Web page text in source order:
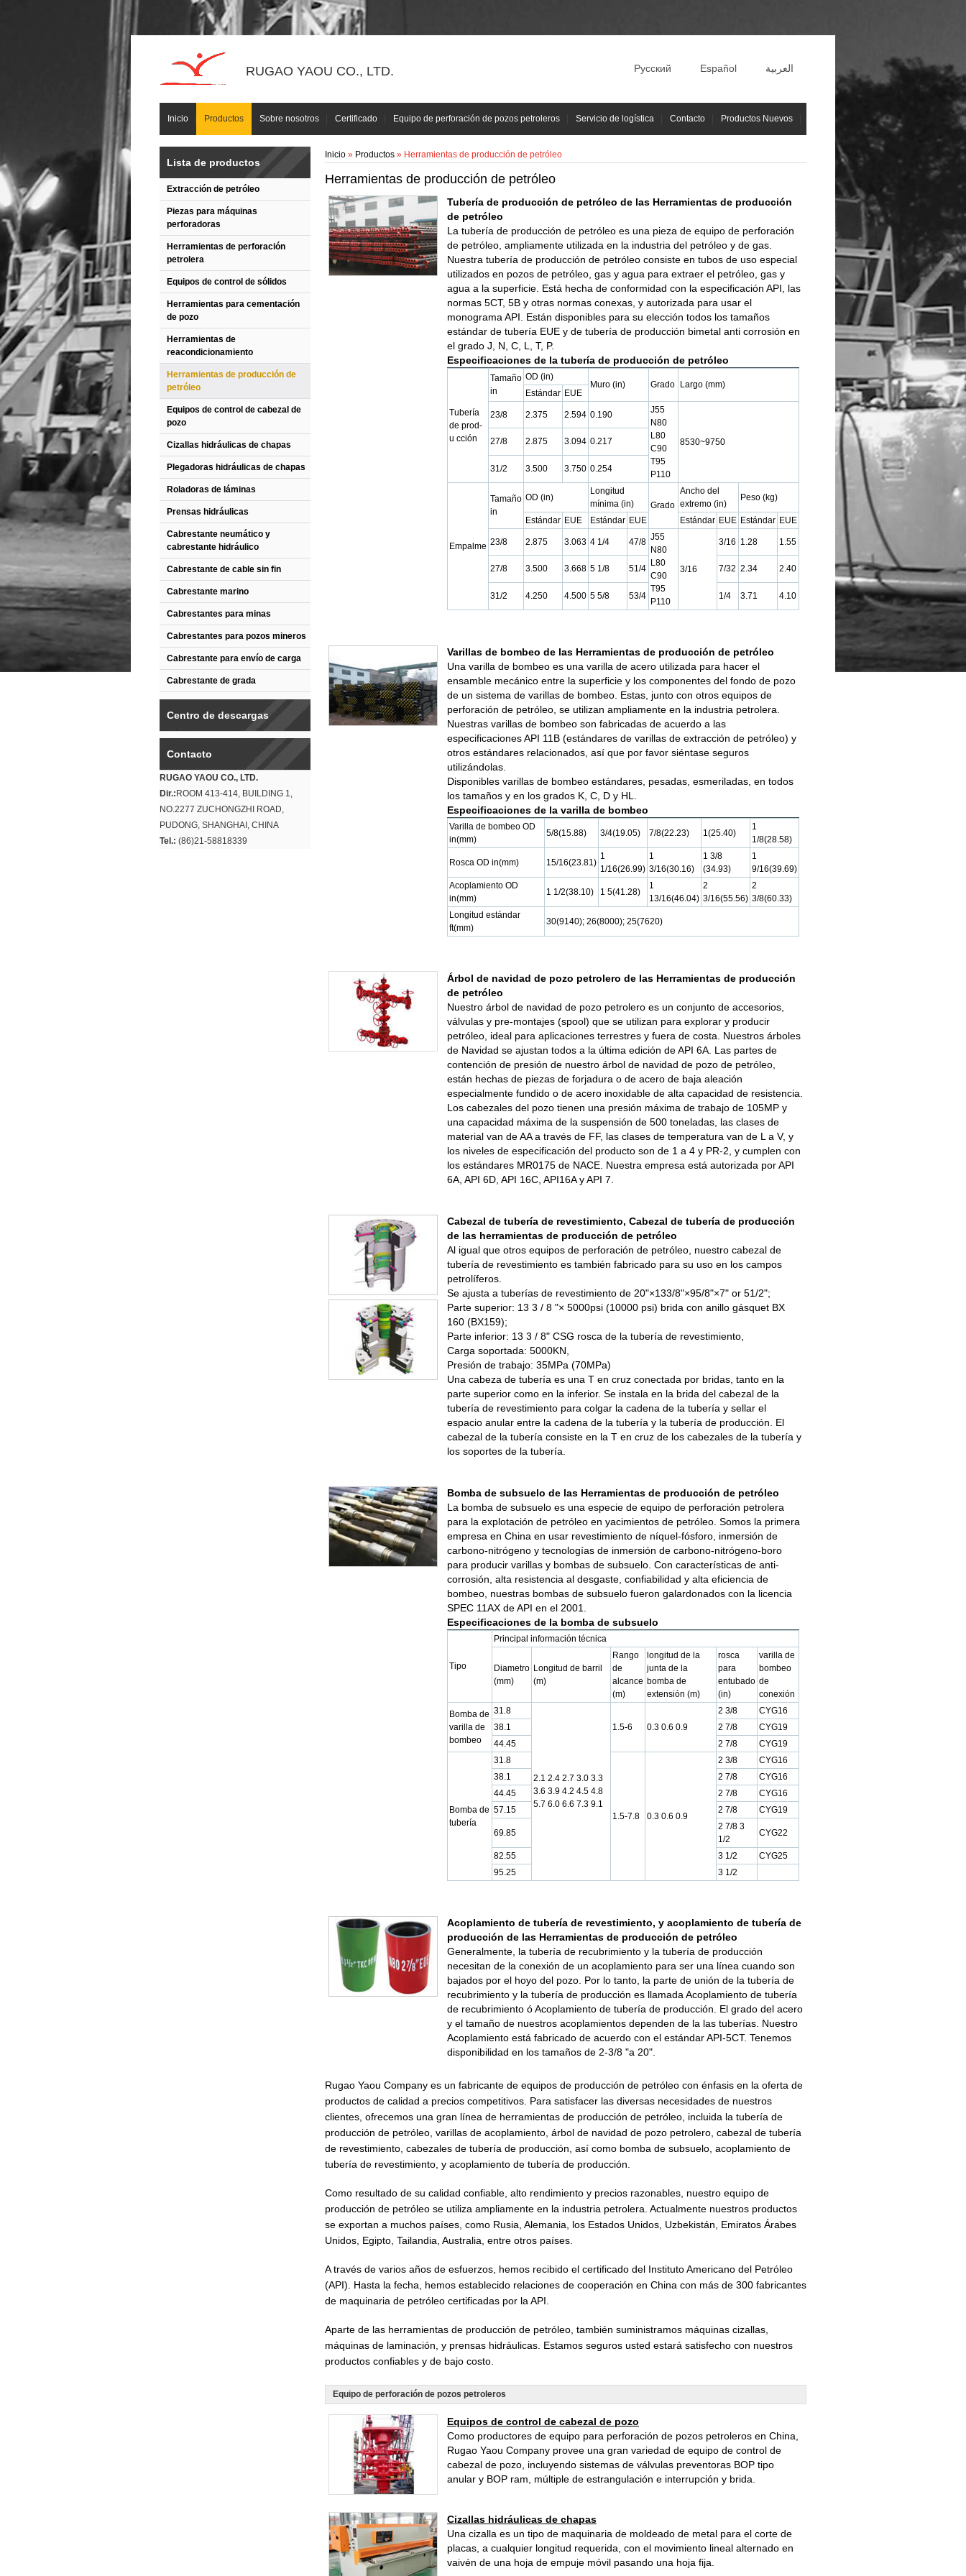
RUGAO YAOU CO., LTD. Русский Español العربية
Inicio Productos Sobre nosotros Certificado Equipo de perforación de pozos petroleros Servicio de logística Contacto Productos Nuevos
Lista de productos
Extracción de petróleo
Piezas para máquinas
perforadoras
Herramientas de perforación
petrolera
Equipos de control de sólidos
Herramientas para cementación
de pozo
Herramientas de
reacondicionamiento
Herramientas de producción de
petróleo
Equipos de control de cabezal de
pozo
Cizallas hidráulicas de chapas
Plegadoras hidráulicas de chapas
Roladoras de láminas
Prensas hidráulicas
Cabrestante neumático y
cabrestante hidráulico
Cabrestante de cable sin fin
Cabrestante marino
Cabrestantes para minas
Cabrestantes para pozos mineros
Cabrestante para envío de carga
Cabrestante de grada
Centro de descargas
Contacto
RUGAO YAOU CO., LTD.
Dir.: ROOM 413-414, BUILDING 1,
NO.2277 ZUCHONGZHI ROAD,
PUDONG, SHANGHAI, CHINA
Tel.: (86)21-58818339
Inicio » Productos » Herramientas de producción de petróleo
Herramientas de producción de petróleo
Tubería de producción de petróleo de las Herramientas de producción
de petróleo
La tubería de producción de petróleo es una pieza de equipo de perforación
de petróleo, ampliamente utilizada en la industria del petróleo y de gas.
Nuestra tubería de producción de petróleo consiste en tubos de uso especial
utilizados en pozos de petróleo, gas y agua para extraer el petróleo, gas y
agua a la superficie. Está hecha de conformidad con la especificación API, las
normas 5CT, 5B y otras normas conexas, y autorizada para usar el
monograma API. Están disponibles para su elección todos los tamaños
estándar de tubería EUE y de tubería de producción bimetal anti corrosión en
el grado J, N, C, L, T, P.
Especificaciones de la tubería de producción de petróleo
Tubería
de prod-
u cción
Tamaño
in
OD (in)
Muro (in) Grado
Largo (mm)
Estándar EUE
23/8 2.375 2.594 0.190
J55
N80
L80
C90
T95
P110
8530~9750
27/8 2.875 3.094 0.217
31/2 3.500 3.750 0.254
Empalme
Tamaño
in
OD (in)
Longitud
mínima (in)
Grado
Ancho del
extremo (in)
Peso (kg)
Estándar EUE Estándar EUE Estándar EUE Estándar EUE
23/8 2.875 3.063 4 1/4 47/8 J55
N80
L80
C90
T95
P110
3/16
3/16 1.28 1.55
27/8 3.500 3.668 5 1/8 51/4 7/32 2.34 2.40
31/2 4.250 4.500 5 5/8 53/4 1/4 3.71 4.10
Varillas de bombeo de las Herramientas de producción de petróleo
Una varilla de bombeo es una varilla de acero utilizada para hacer el
ensamble mecánico entre la superficie y los componentes del fondo de pozo
de un sistema de varillas de bombeo. Estas, junto con otros equipos de
perforación de petróleo, se utilizan ampliamente en la industria petrolera.
Nuestras varillas de bombeo son fabricadas de acuerdo a las
especificaciones API 11B (estándares de varillas de extracción de petróleo) y
otros estándares relacionados, así que por favor siéntase seguros
utilizándolas.
Disponibles varillas de bombeo estándares, pesadas, esmeriladas, en todos
los tamaños y en los grados K, C, D y HL.
Especificaciones de la varilla de bombeo
Varilla de bombeo OD
in(mm)
5/8(15.88) 3/4(19.05) 7/8(22.23) 1(25.40)
1
1/8(28.58)
Rosca OD in(mm) 15/16(23.81)
1
1/16(26.99)
1
3/16(30.16)
1 3/8
(34.93)
1
9/16(39.69)
Acoplamiento OD
in(mm)
1 1/2(38.10) 1 5(41.28)
1
13/16(46.04)
2
3/16(55.56)
2
3/8(60.33)
Longitud estándar
ft(mm)
30(9140); 26(8000); 25(7620)
Árbol de navidad de pozo petrolero de las Herramientas de producción
de petróleo
Nuestro árbol de navidad de pozo petrolero es un conjunto de accesorios,
válvulas y pre-montajes (spool) que se utilizan para explorar y producir
petróleo, ideal para aplicaciones terrestres y fuera de costa. Nuestros árboles
de Navidad se ajustan todos a la última edición de API 6A. Las partes de
contención de presión de nuestro árbol de navidad de pozo de petróleo,
están hechas de piezas de forjadura o de acero de baja aleación
especialmente fundido o de acero inoxidable de alta capacidad de resistencia.
Los cabezales del pozo tienen una presión máxima de trabajo de 105MP y
una capacidad máxima de la suspensión de 500 toneladas, las clases de
material van de AA a través de FF, las clases de temperatura van de L a V, y
los niveles de especificación del producto son de 1 a 4 y PR-2, y cumplen con
los estándares MR0175 de NACE. Nuestra empresa está autorizada por API
6A, API 6D, API 16C, API16A y API 7.
Cabezal de tubería de revestimiento, Cabezal de tubería de producción
de las herramientas de producción de petróleo
Al igual que otros equipos de perforación de petróleo, nuestro cabezal de
tubería de revestimiento es también fabricado para su uso en los campos
petrolíferos.
Se ajusta a tuberías de revestimiento de 20"×133/8"×95/8"×7" or 51/2";
Parte superior: 13 3 / 8 "× 5000psi (10000 psi) brida con anillo gásquet BX
160 (BX159);
Parte inferior: 13 3 / 8" CSG rosca de la tubería de revestimiento,
Carga soportada: 5000KN,
Presión de trabajo: 35MPa (70MPa)
Una cabeza de tubería es una T en cruz conectada por bridas, tanto en la
parte superior como en la inferior. Se instala en la brida del cabezal de la
tubería de revestimiento para colgar la cadena de la tubería y sellar el
espacio anular entre la cadena de la tubería y la tubería de producción. El
cabezal de la tubería consiste en la T en cruz de los cabezales de la tubería y
los soportes de la tubería.
Bomba de subsuelo de las Herramientas de producción de petróleo
La bomba de subsuelo es una especie de equipo de perforación petrolera
para la explotación de petróleo en yacimientos de petróleo. Somos la primera
empresa en China en usar revestimiento de níquel-fósforo, inmersión de
carbono-nitrógeno y tecnologías de inmersión de carbono-nitrógeno-boro
para producir varillas y bombas de subsuelo. Con características de anti-
corrosión, alta resistencia al desgaste, confiabilidad y alta eficiencia de
bombeo, nuestras bombas de subsuelo fueron galardonados con la licencia
SPEC 11AX de API en el 2001.
Especificaciones de la bomba de subsuelo
Tipo
Principal información técnica
Diametro
(mm)
Longitud de barril
(m)
Rango
de
alcance
(m)
longitud de la
junta de la
bomba de
extensión (m)
rosca
para
entubado
(in)
varilla de
bombeo
de
conexión
Bomba de
varilla de
bombeo
31.8
2.1 2.4 2.7 3.0 3.3
3.6 3.9 4.2 4.5 4.8
5.7 6.0 6.6 7.3 9.1
1.5-6 0.3 0.6 0.9
2 3/8
CYG16
38.1
2 7/8
CYG19
44.45
2 7/8 CYG19
Bomba de
tubería
31.8
1.5-7.8 0.3 0.6 0.9
2 3/8
CYG16
38.1
2 7/8
CYG16
44.45
2 7/8
CYG16
57.15
2 7/8 CYG19
69.85
2 7/8 3
1/2
CYG22
82.55 3 1/2
CYG25
95.25
3 1/2
Acoplamiento de tubería de revestimiento, y acoplamiento de tubería de
producción de las Herramientas de producción de petróleo
Generalmente, la tubería de recubrimiento y la tubería de producción
necesitan de la conexión de un acoplamiento para ser una línea cuando son
bajados por el hoyo del pozo. Por lo tanto, la parte de unión de la tubería de
recubrimiento y la tubería de producción es llamada Acoplamiento de tubería
de recubrimiento ó Acoplamiento de tubería de producción. El grado del acero
y el tamaño de nuestros acoplamientos dependen de la las tuberías. Nuestro
Acoplamiento está fabricado de acuerdo con el estándar API-5CT. Tenemos
disponibilidad en los tamaños de 2-3/8 "a 20".
Rugao Yaou Company es un fabricante de equipos de producción de petróleo con énfasis en la oferta de
productos de calidad a precios competitivos. Para satisfacer las diversas necesidades de nuestros
clientes, ofrecemos una gran línea de herramientas de producción de petróleo, incluida la tubería de
producción de petróleo, varillas de acoplamiento, árbol de navidad de pozo petrolero, cabezal de tubería
de revestimiento, cabezales de tubería de producción, así como bomba de subsuelo, acoplamiento de
tubería de revestimiento, y acoplamiento de tubería de producción.
Como resultado de su calidad confiable, alto rendimiento y precios razonables, nuestro equipo de
producción de petróleo se utiliza ampliamente en la industria petrolera. Actualmente nuestros productos
se exportan a muchos países, como Rusia, Alemania, los Estados Unidos, Uzbekistán, Emiratos Árabes
Unidos, Egipto, Tailandia, Australia, entre otros países.
A través de varios años de esfuerzos, hemos recibido el certificado del Instituto Americano del Petróleo
(API). Hasta la fecha, hemos establecido relaciones de cooperación en China con más de 300 fabricantes
de maquinaria de petróleo certificadas por la API.
Aparte de las herramientas de producción de petróleo, también suministramos máquinas cizallas,
máquinas de laminación, y prensas hidráulicas. Estamos seguros usted estará satisfecho con nuestros
productos confiables y de bajo costo.
Equipo de perforación de pozos petroleros
Equipos de control de cabezal de pozo
Como productores de equipo para perforación de pozos petroleros en China,
Rugao Yaou Company provee una gran variedad de equipo de control de
cabezal de pozo, incluyendo sistemas de válvulas preventoras BOP tipo
anular y BOP ram, múltiple de estrangulación e interrupción y brida.
Cizallas hidráulicas de chapas
Una cizalla es un tipo de maquinaria de moldeado de metal para el corte de
placas, a cualquier longitud requerida, con el movimiento lineal alternado en
vaivén de una hoja de empuje móvil pasando una hoja fija.